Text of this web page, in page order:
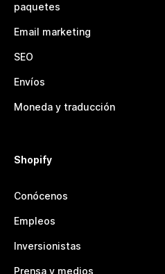
paquetes
Email marketing
SEO
Envíos
Moneda y traducción
Shopify
Conócenos
Empleos
Inversionistas
Prensa y medios